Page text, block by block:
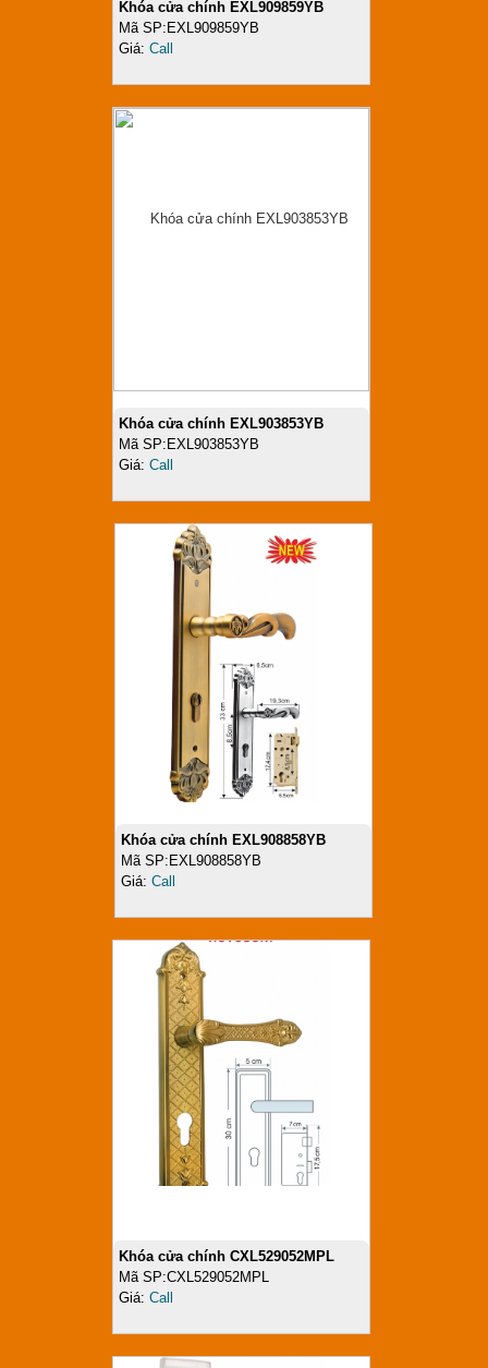
Khóa cửa chính EXL909859YB
Mã SP:EXL909859YB
Giá: Call
Khóa cửa chính EXL903853YB
Mã SP:EXL903853YB
Giá: Call
Khóa cửa chính EXL908858YB
Mã SP:EXL908858YB
Giá:Call
Khóa cửa chính CXL529052MPL
Mã SP:CXL529052MPL
Giá: Call